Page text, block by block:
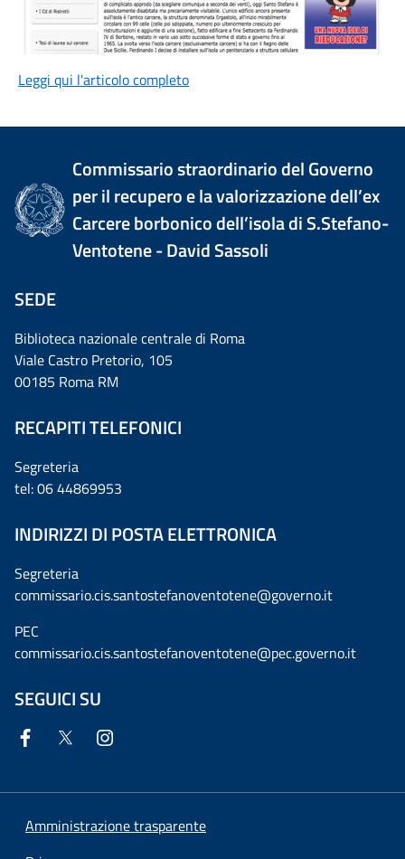
Leggi qui l'articolo completo
Commissario straordinario del Governo
per il recupero e la valorizzazione dell’ex
Carcere borbonico dell’isola di S.Stefano-
Ventotene - David Sassoli
SEDE
Biblioteca nazionale centrale di Roma
Viale Castro Pretorio, 105
00185 Roma RM
RECAPITI TELEFONICI
Segreteria
tel: 06 44869953
INDIRIZZI DI POSTA ELETTRONICA
Segreteria
commissario.cis.santostefanoventotene@governo.it
PEC
commissario.cis.santostefanoventotene@pec.governo.it
SEGUICI SU
Amministrazione trasparente